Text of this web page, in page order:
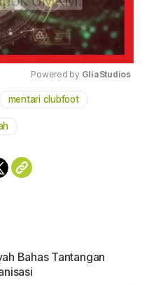
Mute
Powered by GliaStudios
mentari clubfoot
Bahas Tantangan